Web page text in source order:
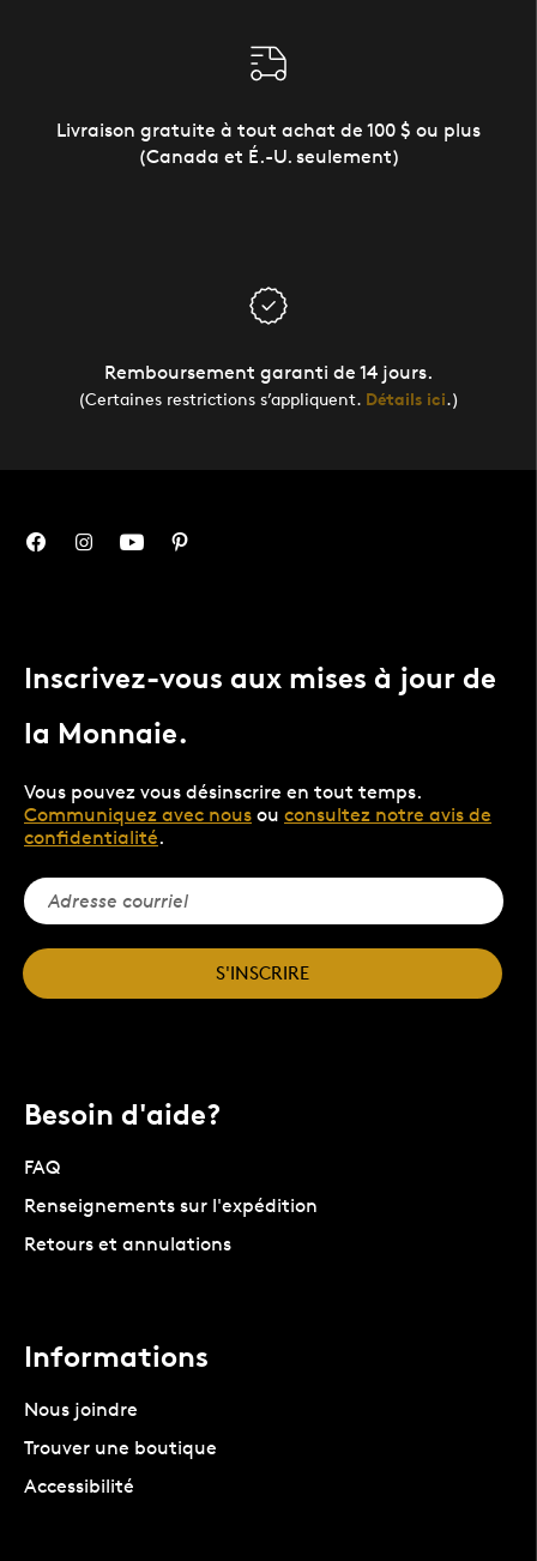
Livraison gratuite à tout achat de 100 $ ou plus
(Canada et É.-U. seulement)
Remboursement garanti de 14 jours.
(Certaines restrictions s’appliquent. Détails ici.)
Inscrivez-vous aux mises à jour de
la Monnaie.
Vous pouvez vous désinscrire en tout temps.
Communiquez avec nous ou consultez notre avis de
confidentialité.
S'INSCRIRE
Besoin d'aide?
FAQ
Renseignements sur l'expédition
Retours et annulations
Informations
Nous joindre
Trouver une boutique
Accessibilité